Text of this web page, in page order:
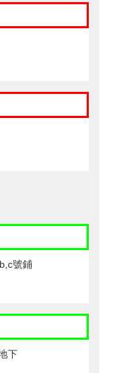
號鋪
下